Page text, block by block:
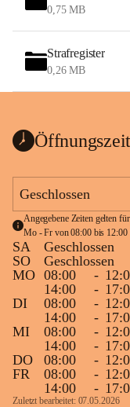
0,75 MB
Strafregister
0,26 MB
Geschlossen
Angegebene Zeiten gelten
Mo - Fr von 08:00 bis 12:00
SA
Geschlossen
SO
Geschlossen
MO 08:00 -
14:00
-
DI
08:00 -
14:00
-
MI
08:00 -
14:00
-
DO
08:00 -
FR
08:00 -
14:00
-
Zuletzt bearbeitet: 07.05.2026